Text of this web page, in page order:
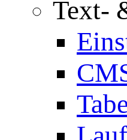
Text-